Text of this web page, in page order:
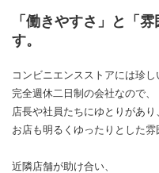
「働きやすさ」と「
す。
コンビニエンスストアには珍し
完全週休二日制の会社なので、
店長や社員たちにゆとりがあり
お店も明るくゆったりとした雰
近隣店舗が助け合い、